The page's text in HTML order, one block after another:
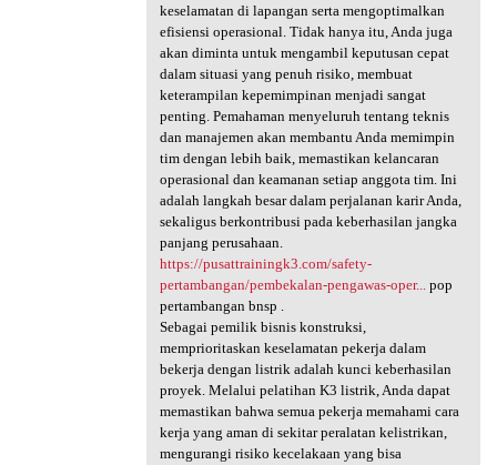
keselamatan di lapangan serta mengoptimalkan
efisiensi operasional. Tidak hanya itu, Anda juga
akan diminta untuk mengambil keputusan cepat
dalam situasi yang penuh risiko, membuat
keterampilan kepemimpinan menjadi sangat
penting. Pemahaman menyeluruh tentang teknis
dan manajemen akan membantu Anda memimpin
tim dengan lebih baik, memastikan kelancaran
operasional dan keamanan setiap anggota tim. Ini
adalah langkah besar dalam perjalanan karir Anda,
sekaligus berkontribusi pada keberhasilan jangka
panjang perusahaan.
https://pusattrainingk3.com/safety-
pertambangan/pembekalan-pengawas-oper...pop
pertambangan bnsp .
Sebagai pemilik bisnis konstruksi,
memprioritaskan keselamatan pekerja dalam
bekerja dengan listrik adalah kunci keberhasilan
proyek. Melalui pelatihan K3 listrik, Anda dapat
memastikan bahwa semua pekerja memahami cara
kerja yang aman di sekitar peralatan kelistrikan,
mengurangi risiko kecelakaan yang bisa